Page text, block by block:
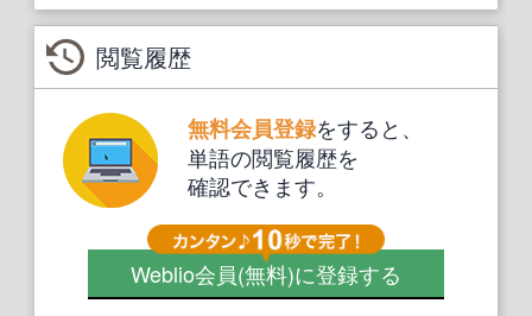
閲覧履歴
無料会員登録をすると、
単語の閲覧履歴を
確認できます。
Weblio会員(無料)に登録する